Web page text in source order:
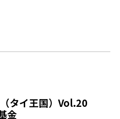
タイ王国）Vol.20
金